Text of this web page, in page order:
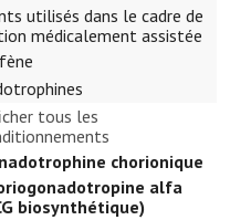
utilisés dans le cadre de
médicalement assistée
tous les
chorionique
alfa
biosynthétique)